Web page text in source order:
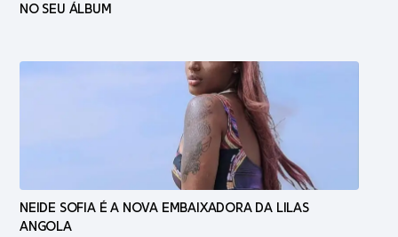
NO SEU ÁLBUM
NEIDE SOFIA É A NOVA EMBAIXADORA DA LILAS
ANGOLA